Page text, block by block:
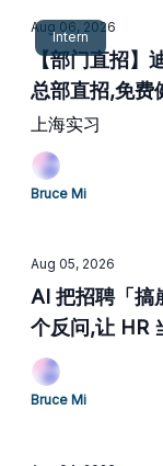
Intern
Aug 06, 2026
【部门直招】
总部直招,免费
天花板)
上海实习
Bruce Mi
Aug 05, 2026
AI 把招聘「搞
个反问,让 HR
Bruce Mi